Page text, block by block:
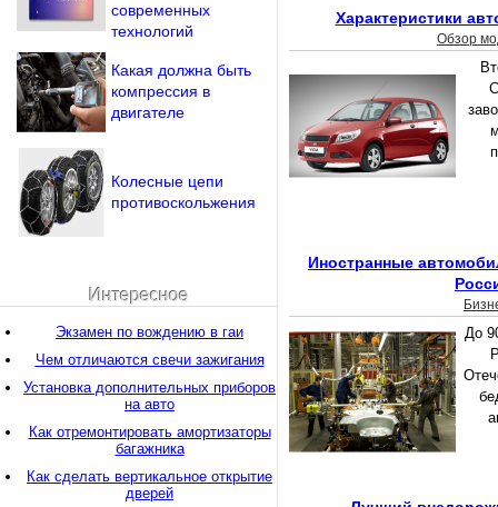
Характеристики
Обзор
Иностранные
До
современных
технологий
Какая должна быть
компрессия в
двигателе
Колесные цепи
противоскольжения
Интересное
Экзамен по вождению в гаи
Чем отличаются свечи зажигания
Установка дополнительных приборов
на авто
Как отремонтировать амортизаторы
багажника
Как сделать вертикальное открытие
дверей